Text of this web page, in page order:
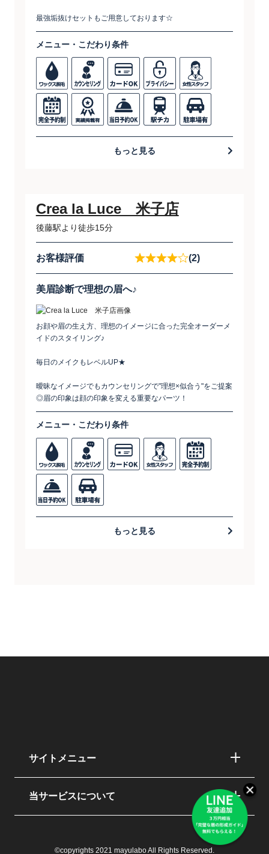
最強垢抜けセットもご用意しております☆
メニュー・こだわり条件
もっと見る
Crea la Luce 米子店
後藤駅より徒歩15分
お客様評価 (2)
美眉診断で理想の眉へ♪
お顔や眉の生え方、理想のイメージに合った完全オーダーメ
イドのスタイリング♪
毎日のメイクもレベルUP★
曖昧なイメージでもカウンセリングで"理想×似合う"をご提案
◎眉の印象は顔の印象を変える重要なパーツ！
メニュー・こだわり条件
もっと見る
サイトメニュー
当サービスについて
©copyrights 2021 mayulabo All Rights Reserved.